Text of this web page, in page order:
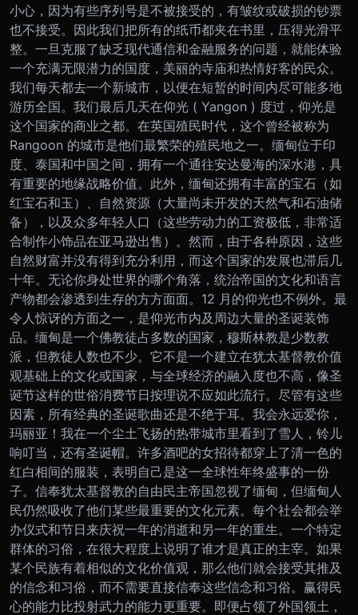
小心，因为有些序列号是不被接受的，有皱纹或破损的钞票
也不接受。因此我们把所有的纸币都夹在书里，压得光滑平
整。 一旦克服了缺乏现代通信和金融服务的问题，就能体验
一个充满无限潜力的国度，美丽的寺庙和热情好客的民众。
我们每天都去一个新城市，以便在短暂的时间内尽可能多地
游历全国。我们最后几天在仰光 ( Yangon ) 度过，仰光是
这个国家的商业之都。在英国殖民时代，这个曾经被称为
Rangoon 的城市是他们最繁荣的殖民地之一。 缅甸位于印
度、泰国和中国之间，拥有一个通往安达曼海的深水港，具
有重要的地缘战略价值。此外，缅甸还拥有丰富的宝石（如
红宝石和玉）、自然资源（大量尚未开发的天然气和石油储
备），以及众多年轻人口（这些劳动力的工资极低，非常适
合制作小饰品在亚马逊出售）。然而，由于各种原因，这些
自然财富并没有得到充分利用，而这个国家的发展也滞后几
十年。 无论你身处世界的哪个角落，统治帝国的文化和语言
产物都会渗透到生存的方方面面。12 月的仰光也不例外。最
令人惊讶的方面之一，是仰光市内及周边大量的圣诞装饰
品。缅甸是一个佛教徒占多数的国家，穆斯林教是少数教
派，但教徒人数也不少。它不是一个建立在犹太基督教价值
观基础上的文化或国家，与全球经济的融入度也不高，像圣
诞节这样的世俗消费节日按理说不应如此流行。 尽管有这些
因素，所有经典的圣诞歌曲还是不绝于耳。我会永远爱你，
玛丽亚！我在一个尘土飞扬的热带城市里看到了雪人，铃儿
响叮当，还有圣诞帽。许多酒吧的女招待都穿上了清一色的
红白相间的服装，表明自己是这一全球性年终盛事的一份
子。 信奉犹太基督教的自由民主帝国忽视了缅甸，但缅甸人
民仍然吸收了他们某些最重要的文化元素。每个社会都会举
办仪式和节日来庆祝一年的消逝和另一年的重生。一个特定
群体的习俗，在很大程度上说明了谁才是真正的主宰。 如果
某个民族有着相似的文化价值观，那么他们就会接受其推及
的信念和习俗，而不需要直接信奉这些信念和习俗。赢得民
心的能力比投射武力的能力更重要。即便占领了外国领土，